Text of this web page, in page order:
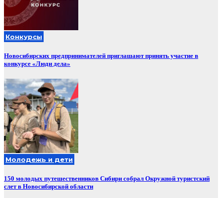
Конкурсы
Новосибирских предпринимателей приглашают принять участие в
конкурсе «Люди дела»
Молодежь и дети
150 молодых путешественников Сибири собрал Окружной туристский
слет в Новосибирской области